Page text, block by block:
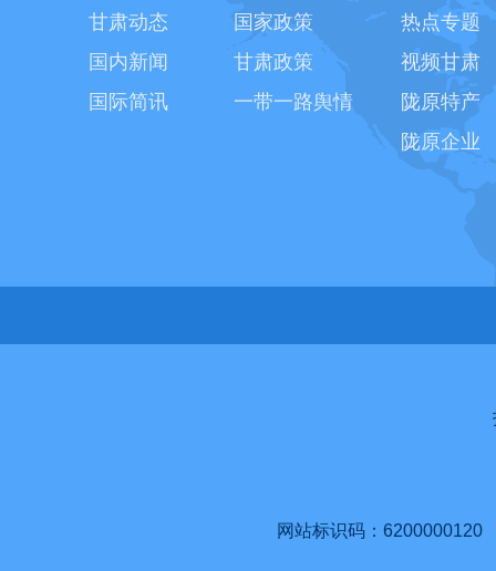
甘肃动态
国内新闻
国际简讯
国家政策
甘肃政策
一带一路舆情
热点专题
视频甘肃
陇原特产
陇原企业
网站标识码：6200000120